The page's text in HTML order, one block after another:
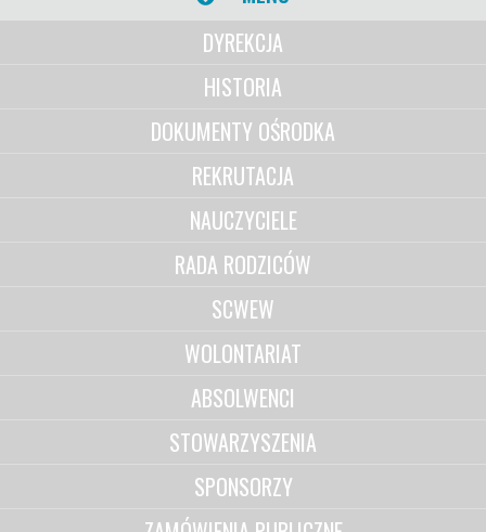
DYREKCJA
HISTORIA
DOKUMENTY OŚRODKA
REKRUTACJA
NAUCZYCIELE
RADA RODZICÓW
SCWEW
WOLONTARIAT
ABSOLWENCI
STOWARZYSZENIA
SPONSORZY